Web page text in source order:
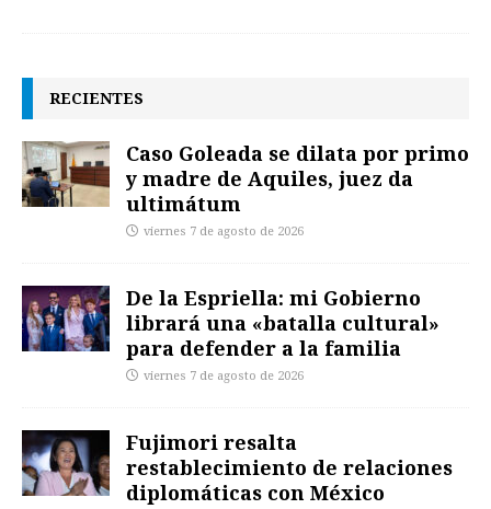
RECIENTES
Caso Goleada se dilata por primo
y madre de Aquiles, juez da
ultimátum
viernes 7 de agosto de 2026
De la Espriella: mi Gobierno
librará una «batalla cultural»
para defender a la familia
viernes 7 de agosto de 2026
Fujimori resalta
restablecimiento de relaciones
diplomáticas con México